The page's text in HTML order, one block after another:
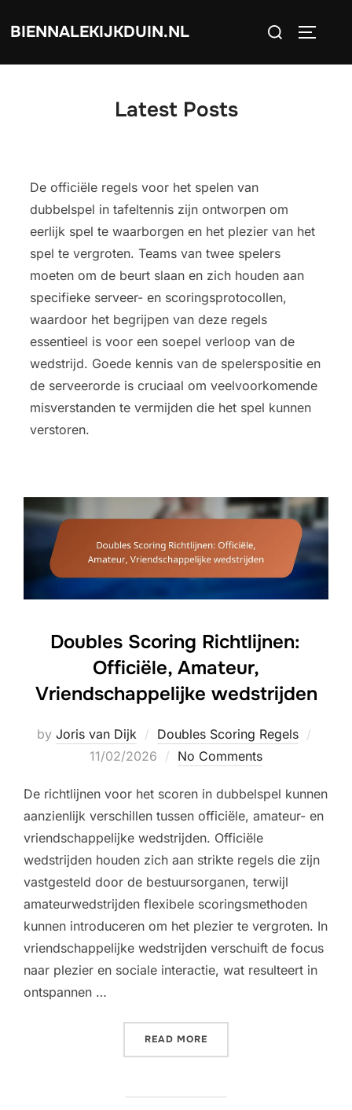
BIENNALEKIJKDUIN.NL
Search
Latest Posts
De officiële regels voor het spelen van
dubbelspel in tafeltennis zijn ontworpen om
eerlijk spel te waarborgen en het plezier van het
spel te vergroten. Teams van twee spelers
moeten om de beurt slaan en zich houden aan
specifieke serveer- en scoringsprotocollen,
waardoor het begrijpen van deze regels
essentieel is voor een soepel verloop van de
wedstrijd. Goede kennis van de spelerspositie en
de serveerorde is cruciaal om veelvoorkomende
misverstanden te vermijden die het spel kunnen
verstoren.
Doubles Scoring Richtlijnen:
Officiële, Amateur,
Vriendschappelijke wedstrijden
by Joris van Dijk Doubles Scoring Regels
11/02/2026 No Comments
De richtlijnen voor het scoren in dubbelspel kunnen
aanzienlijk verschillen tussen officiële, amateur- en
vriendschappelijke wedstrijden. Officiële
wedstrijden houden zich aan strikte regels die zijn
vastgesteld door de bestuursorganen, terwijl
amateurwedstrijden flexibele scoringsmethoden
kunnen introduceren om het plezier te vergroten. In
vriendschappelijke wedstrijden verschuift de focus
naar plezier en sociale interactie, wat resulteert in
ontspannen …
READ MORE